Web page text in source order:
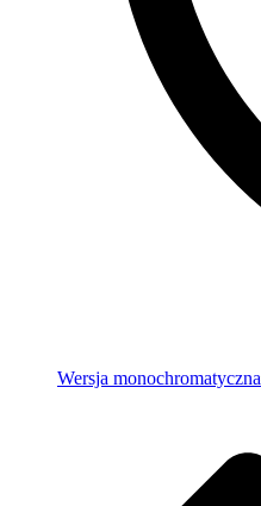
Wersja monochromatyczna